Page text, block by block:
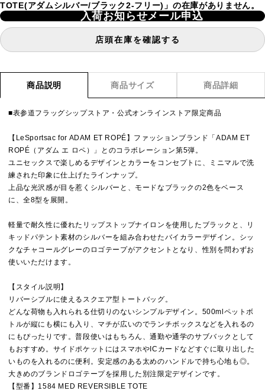
TOTE(アダムシルバー/ブラック2-フリー)」の在庫がありません。
入荷お知らせメール申込
店頭在庫を確認する
商品説明 商品サイズ 商品詳細
■表参道フラッグシップストア・公式オンラインストア限定商品
【LeSportsac for ADAM ET ROPÉ】ファッションブランド「ADAM ET
ROPÉ（アダム エ ロペ）」とのコラボレーション第5弾。
ユニセックスで楽しめるデザインとカラーをコンセプトに、ミニマルで洗
練された印象に仕上げたラインナップ。
上品な光沢感が目を惹くシルバーと、モードなブラックの2色をベース
に、全8型を展開。
軽量で耐久性に優れたリップストップナイロンを使用したブラックと、リ
キッドパテント素材のシルバーを組み合わせたバイカラーデザイン。シッ
クなチャコールグレーのロゴテープがアクセントとなり、性別を問わずお
使いいただけます。
【スタイル説明】
リバーシブルに使えるスクエア型トートバッグ。
どんな荷物も入れられる仕切りのないシンプルデザイン。500mlペットボ
トルが縦にも横にも入り、マチが広いのでランチボックスなどを入れるの
にもぴったりです。普段使いはもちろん、通勤や通学のサブバックとして
もおすすめ。サイドポケットにはスマホやICカードなどすぐに取り出した
いものを入れるのに便利。安定感のある太めのハンドルで持ち心地も◎。
大きめのブランドロゴテープを採用した別注限定デザインです。
【型番】1584 MED REVERSIBLE TOTE